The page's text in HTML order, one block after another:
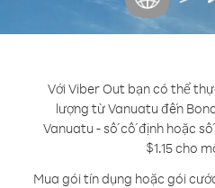
Với Viber Out bạn có thể
lượng từ Vanuatu đến
Vanuatu - số cố định hoặc
$1.15 cho
Mua gói tín dụng hoặc gói